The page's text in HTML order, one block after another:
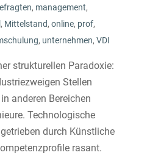
, management,
, Mittelstand, online, prof,
, unternehmen, VDI
strukturellen Paradoxie:
Stellen
anderen Bereichen
Technologische
durch Künstliche
rasant.